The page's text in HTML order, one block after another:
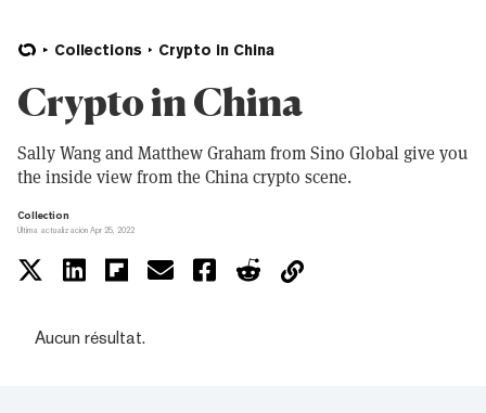
Collections Crypto in China
Crypto in China
Sally Wang and Matthew Graham from Sino Global give you
the inside view from the China crypto scene.
Collection
Última actualización Apr 25, 2022
Aucun résultat.